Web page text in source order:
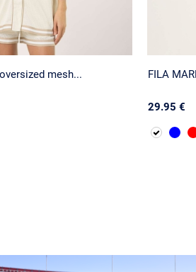
mesh... FILA
29.95 €